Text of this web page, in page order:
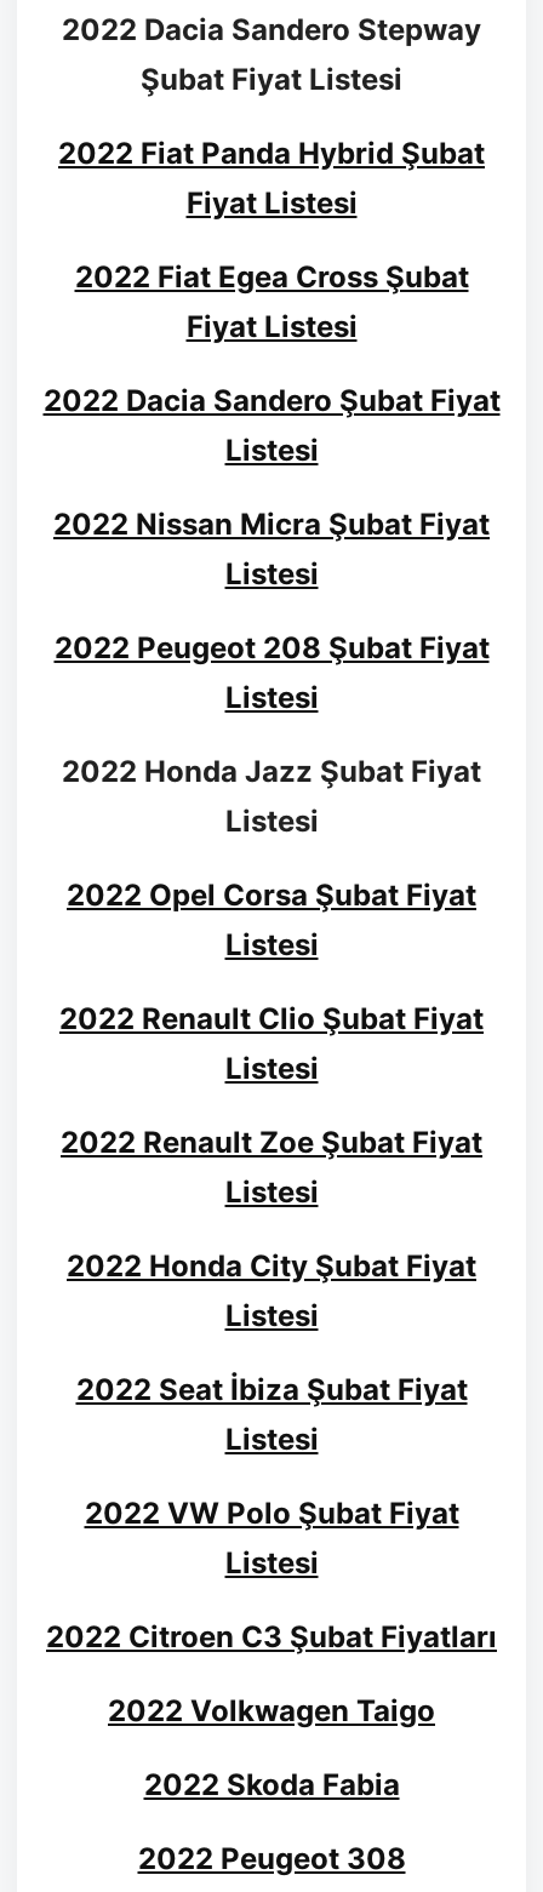
2022 Dacia Sandero Stepway
Şubat Fiyat Listesi
2022 Fiat Panda Hybrid Şubat
Fiyat Listesi
2022 Fiat Egea Cross Şubat
Fiyat Listesi
2022 Dacia Sandero Şubat Fiyat
Listesi
2022 Nissan Micra Şubat Fiyat
Listesi
2022 Peugeot 208 Şubat Fiyat
Listesi
2022 Honda Jazz Şubat Fiyat
Listesi
2022 Opel Corsa Şubat Fiyat
Listesi
2022 Renault Clio Şubat Fiyat
Listesi
2022 Renault Zoe Şubat Fiyat
Listesi
2022 Honda City Şubat Fiyat
Listesi
2022 Seat İbiza Şubat Fiyat
Listesi
2022 VW Polo Şubat Fiyat
Listesi
2022 Citroen C3 Şubat Fiyatları
2022 Volkwagen Taigo
2022 Skoda Fabia
2022 Peugeot 308